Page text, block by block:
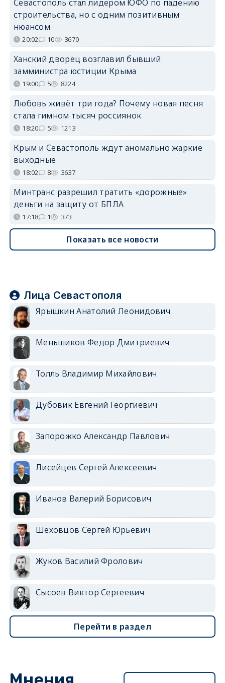
Севастополь стал лидером ЮФО по падению
строительства, но с одним позитивным
нюансом
20:02 10 3670
Ханский дворец возглавил бывший
замминистра юстиции Крыма
19:00 5 8224
Любовь живёт три года? Почему новая песня
стала гимном тысяч россиянок
18:20 5 1213
Крым и Севастополь ждут аномально жаркие
выходные
18:02 8 3637
Минтранс разрешил тратить «дорожные»
деньги на защиту от БПЛА
17:18 1 373
Показать все новости
Лица Севастополя
Ярышкин Анатолий Леонидович
Меньшиков Федор Дмитриевич
Толль Владимир Михайлович
Дубовик Евгений Георгиевич
Запорожко Александр Павлович
Лисейцев Сергей Алексеевич
Иванов Валерий Борисович
Шеховцов Сергей Юрьевич
Жуков Василий Фролович
Сысоев Виктор Сергеевич
Перейти в раздел